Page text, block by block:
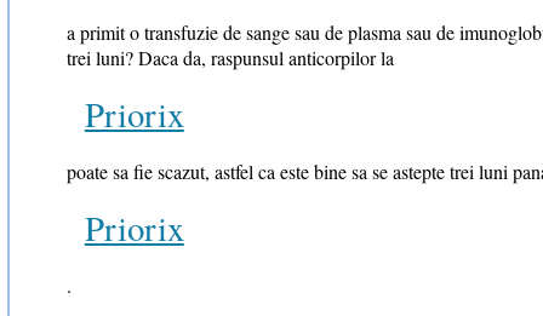
a primit o transfuzie de sange sau de plasma sau de
trei luni? Daca da, raspunsul anticorpilor la
Priorix
poate sa fie scazut, astfel ca este bine sa se astepte trei luni
Priorix
.